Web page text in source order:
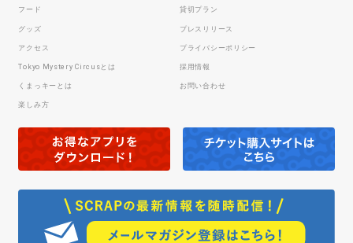
フード
グッズ
アクセス
Tokyo Mystery Circusとは
くまっキーとは
楽しみ方
貸切プラン
プレスリリース
プライバシーポリシー
採用情報
お問い合わせ